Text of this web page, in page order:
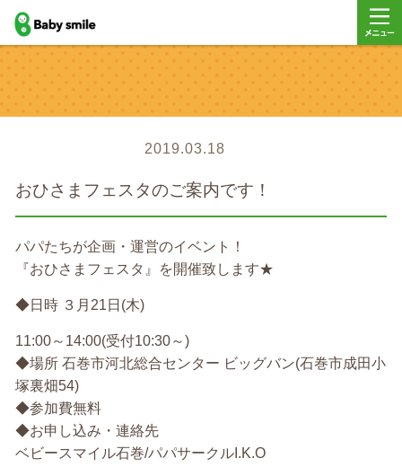
baby smile
2019.03.18
おひさまフェスタのご案内です！
パパたちが企画・運営のイベント！
『おひさまフェスタ』を開催致します★
◆日時 ３月21日(木)
11:00～14:00(受付10:30～)
◆場所 石巻市河北総合センター ビッグバン(石巻市成田小
塚裏畑54)
◆参加費無料
◆お申し込み・連絡先
ベビースマイル石巻/パパサークルI.K.O